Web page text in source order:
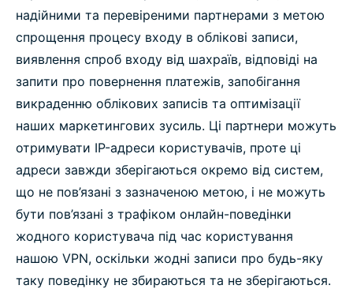
надійними та перевіреними партнерами з метою
спрощення процесу входу в облікові записи,
виявлення спроб входу від шахраїв, відповіді на
запити про повернення платежів, запобігання
викраденню облікових записів та оптимізації
наших маркетингових зусиль. Ці партнери можуть
отримувати IP-адреси користувачів, проте ці
адреси завжди зберігаються окремо від систем,
що не пов’язані з зазначеною метою, і не можуть
бути пов’язані з трафіком онлайн-поведінки
жодного користувача під час користування
нашою VPN, оскільки жодні записи про будь-яку
таку поведінку не збираються та не зберігаються.